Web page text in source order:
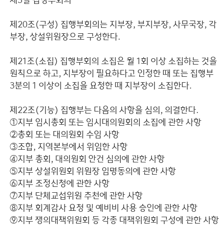
제20조(구성) 집행부회의는 지부장, 부지부장, 사무국장, 각
부장, 상설위원장으로 구성한다.
제21조(소집) 집행부회의 소집은 월 1회 이상 소집하는 것을
원칙으로 하고, 지부장이 필요하다고 인정한 때 또는 집행부
3분의 1 이상이 소집을 요청한 때 지부장이 소집한다.
제22조(기능) 집행부는 다음의 사항을 심의, 의결한다.
①지부 임시총회 또는 임시대의원회의 소집에 관한 사항
②총회 또는 대의원회 수임 사항
③조합, 지역본부에서 위임한 사항
④지부 총회, 대의원회 안건 심의에 관한 사항
⑤지부 상설위원회 위원장 임명동의에 관한 사항
⑥지부 조정신청에 관한 사항
⑦지부 단체교섭위원 추천에 관한 사항
⑧지부 회계감사 요청 및 예비비 사용 승인에 관한 사항
⑨지부 쟁의대책위원회 등 각종 대책위원회 구성에 관한 사항